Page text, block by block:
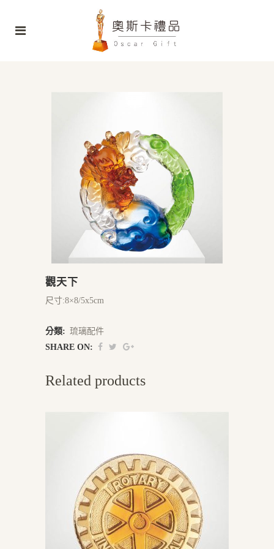
觀天下
尺寸:8×8/5x5cm
分類: 琉璃配件
SHARE ON:
Related products